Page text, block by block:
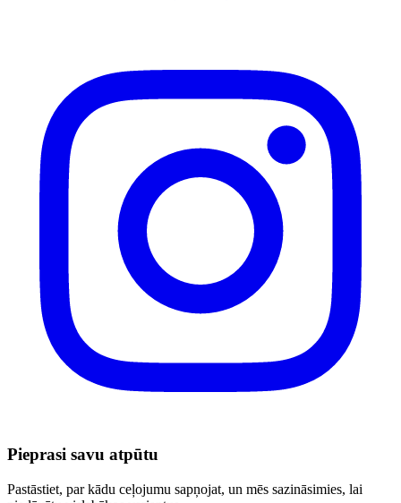
Pieprasi savu atpūtu
Pastāstiet, par kādu ceļojumu sapņojat, un mēs sazināsimies, lai